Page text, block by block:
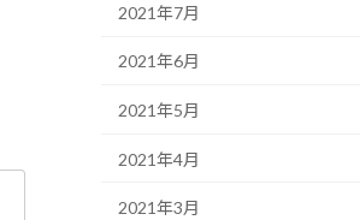
2021年7月
2021年6月
2021年5月
2021年4月
2021年3月